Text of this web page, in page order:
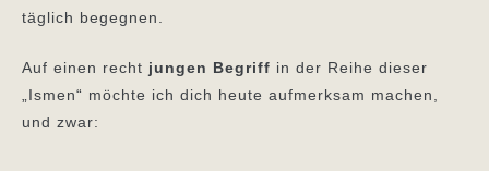
täglich begegnen.
Auf einen recht jungen Begriff in der Reihe dieser
„Ismen“ möchte ich dich heute aufmerksam machen,
und zwar: